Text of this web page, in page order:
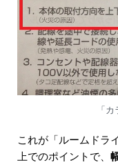
「
これが「ルームドラ
上でのポイントで、